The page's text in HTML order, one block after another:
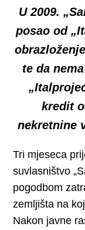
U 2009.
posao od
te da
kredit
nekretnine
Tri mjeseca
suvlasništvo
pogodbom
zemljišta na
Nakon javne